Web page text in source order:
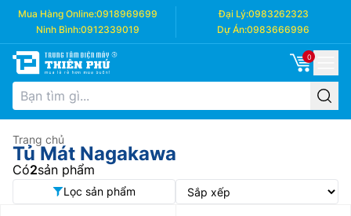
Mua Hàng Online:0918969699 Đại Lý:0983262323
Ninh Bình:0912339019 Dự Án:0983666996
0
Trang chủ
Tủ Mát Nagakawa
Có2sản phẩm
Lọc sản phẩm